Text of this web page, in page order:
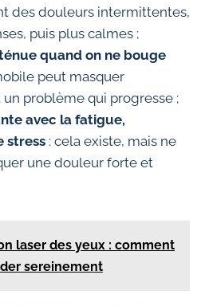
des douleurs intermittentes,
puis plus calmes ;
quand on ne bouge
peut masquer
problème qui progresse ;
avec la fatigue,
stress : cela existe, mais ne
une douleur forte et
laser des yeux : comment
sereinement